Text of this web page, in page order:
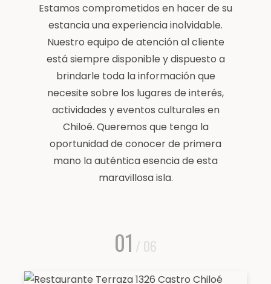
Estamos comprometidos en hacer de su
estancia una experiencia inolvidable.
Nuestro equipo de atención al cliente
está siempre disponible y dispuesto a
brindarle toda la información que
necesite sobre los lugares de interés,
actividades y eventos culturales en
Chiloé. Queremos que tenga la
oportunidad de conocer de primera
mano la auténtica esencia de esta
maravillosa isla.
01 / 06